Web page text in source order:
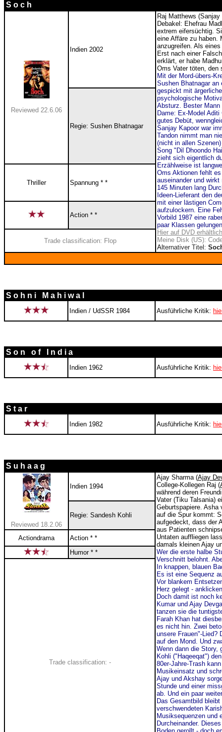
S o c h
Reviewed 22.6.06
Indien 2002
Raj Matthews
Debakel: Ehefrau
extrem eifersüchtig.
eine Affäre zu haben.
anzugreifen. Als
Erst nach einer
erklärt, er habe
Oms Vater töten, den
Mit der Mord-übers-
Sushen Bhatnagar
gespickt mit
psychologische
Absturz. Bester
Dame: Ex-Model
gutes Debüt,
Sanjay Kapoor war
Tandon nimmt man
(nicht in allen
Song "Dil Dhoondo
zieht sich eigentlich
Erzählweise ist
Oms Aktionen fehlt
auseinander und
145 Minuten lang
Ideen-Lieferant den
mit einer lästigen
aufzulockern. Eine
Vorbild 1987 eine
paar Klassen
Hier auf DVD erhältlich
Meine Disk (US):
Al ternativer Titel:
Regie: Sushen Bhatnagar
Thriller Spannung * *
Action * *
Trade classification: Flop
S o h n i M a h i w a l
Indien / UdSSR 1984 Ausführliche Kritik:
S o n o f I n d i a
Indien 1962 Ausführliche Kritik:
S t a r
Indien 1982 Ausführliche Kritik:
S u h a a g
Reviewed 18.2.06
Indien 1994
Ajay Sharma (Ajay
College-Kollegen Raj (
während deren
Vater (Tiku Talsania)
Geburtspapiere. Asha
auf die Spur kommt:
aufgedeckt, dass der
aus Patienten
Untaten auffliegen
damals kleinen Ajay
Wer die erste halbe
Verschnitt belohnt.
In knappen, blauen
Es ist eine Sequenz
Vor blankem
Herz gelegt -
Doch damit ist noch
Kumar und Ajay
tanzen sie die
Farah Khan hat
es nicht hin. Zwei
unsere Frauen"-Lied?
auf den Mond. Und
Wenn dann die Story,
Kohli ("Haqeeqat")
80er-Jahre-Trash
Musikeinsatz und
Ajay und Akshay
Stunde und einer
ab. Und ein paar
Das Gesamtbild
verschwendeten
Musiksequenzen und
Durcheinander. Dieses
Regie: Sandesh Kohli
Actiondrama
Action * *
Humor * *
Trade classification: -